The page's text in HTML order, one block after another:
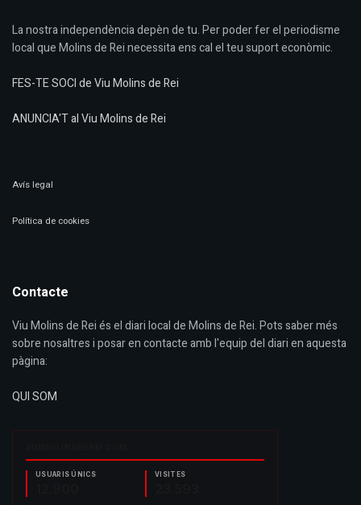
La nostra independència depèn de tu. Per poder fer el periodisme
local que Molins de Rei necessita ens cal el teu suport econòmic.
FES-TE SOCI de Viu Molins de Rei
ANUNCIA'T al Viu Molins de Rei
Avís legal
Política de cookies
Contacte
Viu Molins de Rei és el diari local de Molins de Rei. Pots saber més
sobre nosaltres i posar en contacte amb l'equip del diari en aquesta
pàgina:
QUI SOM